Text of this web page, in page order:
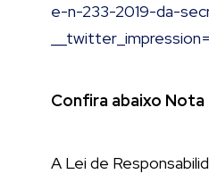
e-n-233-2019-da-
Confira abaixo
A Lei de